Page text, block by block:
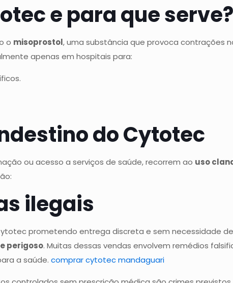
e para que serve?
o misoprostol, uma substância que provoca contrações
apenas em hospitais para:
do Cytotec
ou acesso a serviços de saúde, recorrem ao uso
ilegais
prometendo entrega discreta e sem necessidade
perigoso. Muitas dessas vendas envolvem remédios
a saúde.comprar cytotec mandaguari